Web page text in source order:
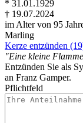
* 31.01.1929
† 19.07.2024
im Alter von 95
Marling
Kerze entzünden
"Eine kleine
Entzünden Sie als
an Franz Gamper.
Pflichtfeld